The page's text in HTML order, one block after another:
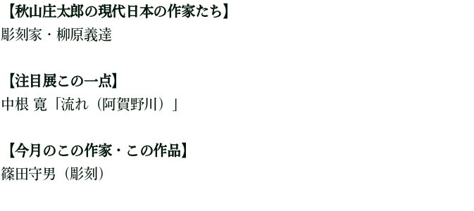
【秋山庄太郎の現代日本の作家たち】
彫刻家・柳原義達
【注目展この一点】
中根 寛「流れ（阿賀野川）」
【今月のこの作家・この作品】
篠田守男（彫刻）